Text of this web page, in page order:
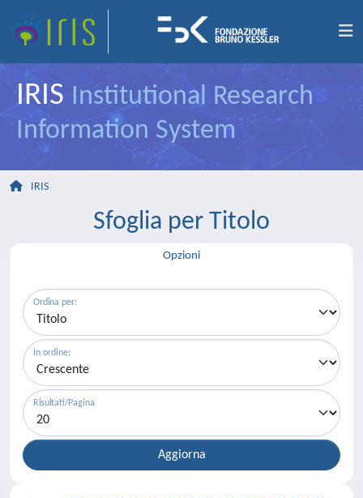
IRIS Institutional Research
Information System
IRIS
Sfoglia per Titolo
Opzioni
Ordina per:
In ordine:
Risultati/Pagina